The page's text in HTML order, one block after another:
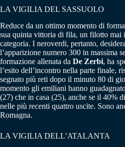
LA VIGILIA DEL SASSUOLO
Reduce da un ottimo momento di
sua quinta vittoria di fila, un filotto mai
categoria. I neroverdi, pertanto,
l’apparizione numero 300 in massima
formazione allenata da De Zerbi, ha
l’esito dell’incontro nella parte finale,
segnato più reti dopo il minuto 80 di
momento gli emiliani hanno
(27) che in casa (25), anche se il 40%
nelle più recenti quattro uscite. Sono
Romagna.
LA VIGILIA DELL’ATALANTA